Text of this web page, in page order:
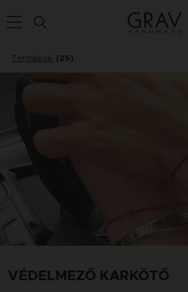
Termékek (25)
VÉDELMEZŐ KARKÖTŐ